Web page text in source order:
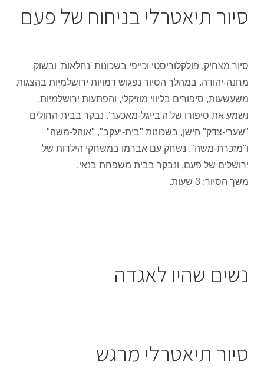
סיור תיאטרלי בניחוח של פעם
סיור מצחיק, פולקלוריסטי וכייפי בשכונות 'נחלאות' ובשוק
מחנה-יהודה. במהלך הסיור נפגוש דמויות ירושלמיות בהצגות
משעשעות, סיפורים בליווי מוזיקלי, והפתעות ירושלמיות.
נשמע את סיפורו של ה'בייגל-מאכער'. נבקר בבית-החולים
"שערי-צדק" הישן, בשכונות "בית-יעקב", "אוהל-משה"
ו"מזכרת-משה". נשחק עם אברמו במשחקי הילדות של
ירושלים של פעם, ונבקר בבית משפחת בנאי.
משך הסיור: 3 שעות.
נשים שהיו לאגדה
סיור תיאטרלי מרגש